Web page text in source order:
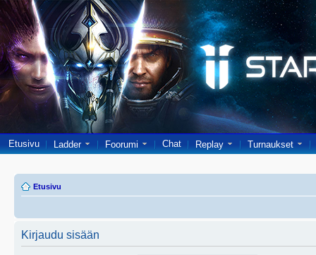
Etusivu Ladder Foorumi Chat Replay Turnaukset
Etusivu
Kirjaudu sisään